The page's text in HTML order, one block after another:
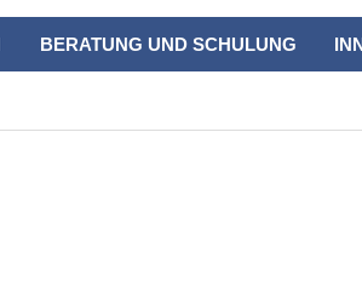
BERATUNG UND SCHULUNG